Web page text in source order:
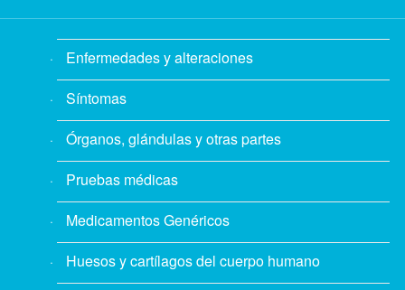
Enfermedades y alteraciones
Síntomas
Órganos, glándulas y otras partes
Pruebas médicas
Medicamentos Genéricos
Huesos y cartílagos del cuerpo humano